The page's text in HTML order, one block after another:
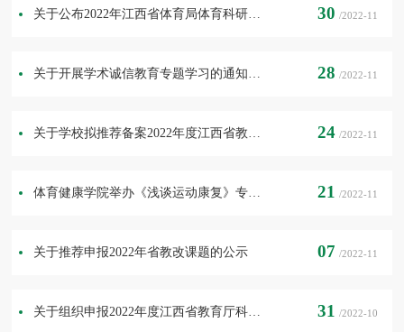
30 /2022-11
28 /2022-11
24 /2022-11
21 /2022-11
关于推荐申报2022年省教改课题的公示 07 /2022-11
31 /2022-10